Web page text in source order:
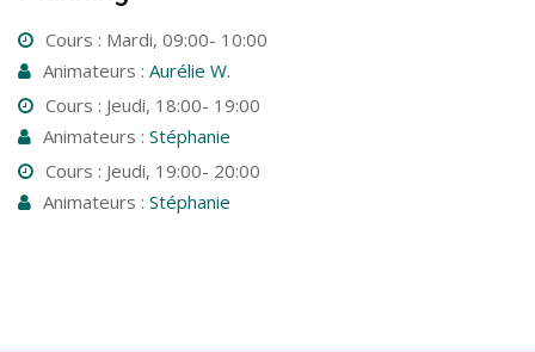
Cours : Mardi, 09:00- 10:00
Animateurs : Aurélie W.
Cours : Jeudi, 18:00- 19:00
Animateurs : Stéphanie
Cours : Jeudi, 19:00- 20:00
Animateurs : Stéphanie